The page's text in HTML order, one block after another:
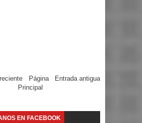
Entrada antigua
Página
Principal
EN FACEBOOK